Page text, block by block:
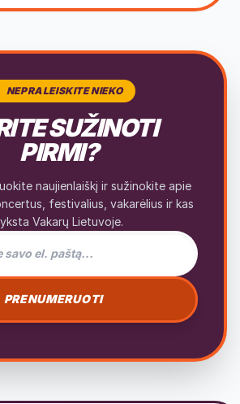
NEPRALEISKITE NIEKO
SUŽINOTI
PIRMI?
naujienlaiškį ir sužinokite apie
festivalius, vakarėlius ir kas
Vakarų Lietuvoje.
naujienlaiškiui
PRENUMERUOTI